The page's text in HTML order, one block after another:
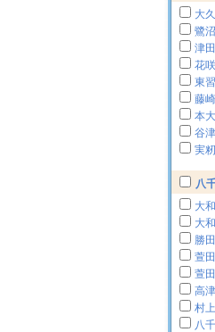
大
鷺沼
津
花咲
東
藤崎
本
谷津
実籾
八
大
大
勝
萱田
萱
高津
村上
八